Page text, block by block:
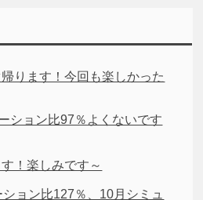
ります！今回も楽しかった
ション比97％よくないです
！楽しみです～
ョン比127％、10月シミュ